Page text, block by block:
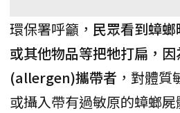
環保署呼籲， 民眾看到蟑
或其他物品等把牠打扁，
(allergen)攜帶者 ，對體
或攝入帶有過敏原的蟑螂